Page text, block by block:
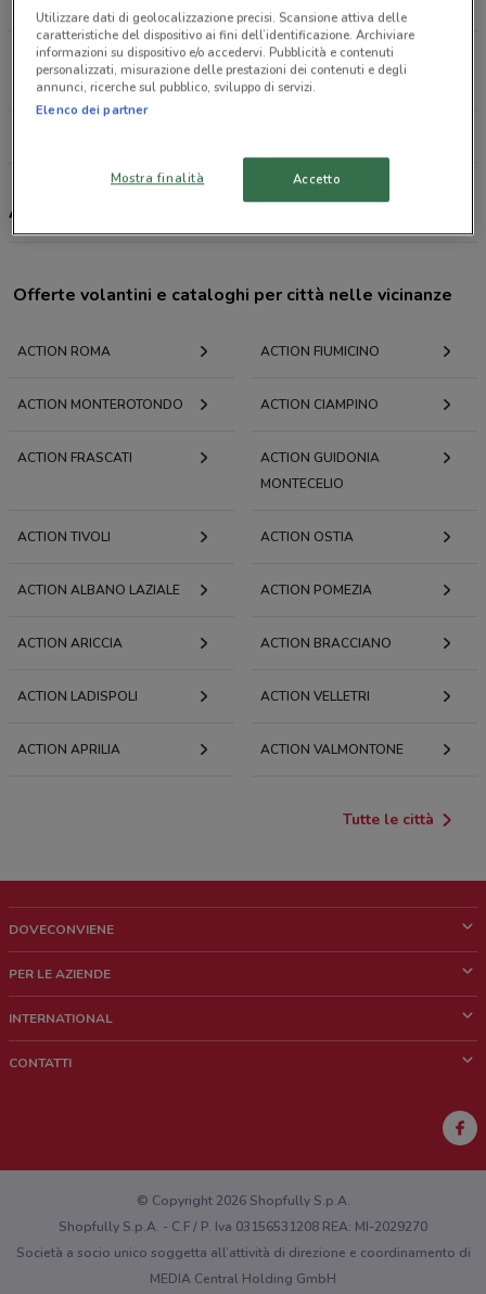
Via Luigi Schiavonetti 426 Roma
16.6 km
CHIUSO
Action, offerte e negozi
Offerte volantini e cataloghi per città nelle vicinanze
ACTION ROMA ACTION FIUMICINO
ACTION MONTEROTONDO ACTION CIAMPINO
ACTION FRASCATI
ACTION GUIDONIA
MONTECELIO
ACTION TIVOLI ACTION OSTIA
ACTION ALBANO LAZIALE ACTION POMEZIA
ACTION ARICCIA ACTION BRACCIANO
ACTION LADISPOLI ACTION VELLETRI
ACTION APRILIA ACTION VALMONTONE
Tutte le città
DOVECONVIENE
Chi siamo
Lavora con noi
PER LE AZIENDE
Richieste commerciali e marketing
INTERNATIONAL
CONTATTI
Hai un malfunzionamento sul web o sull'app?
© Copyright 2026 Shopfully S.p.A.
Shopfully S.p.A. - C.F / P. Iva 03156531208 REA: MI-2029270
Società a socio unico soggetta all’attività di direzione e coordinamento di
MEDIA Central Holding GmbH
Utilizzare dati di geolocalizzazione precisi. Scansione attiva delle
caratteristiche del dispositivo ai fini dell’identificazione. Archiviare
informazioni su dispositivo e/o accedervi. Pubblicità e contenuti
personalizzati, misurazione delle prestazioni dei contenuti e degli
annunci, ricerche sul pubblico, sviluppo di servizi.
Elenco dei partner
Mostra finalità Accetto